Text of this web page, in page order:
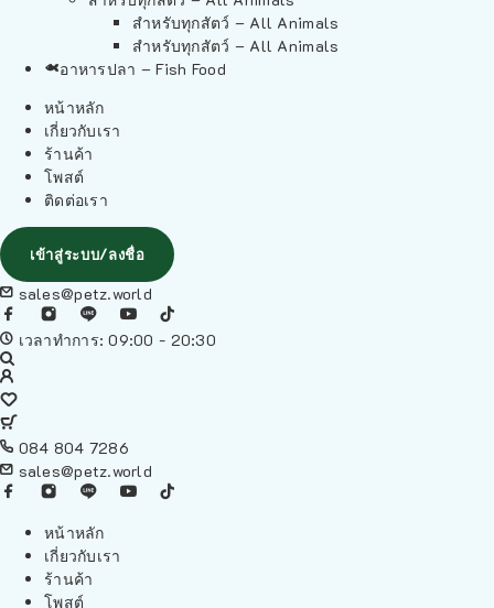
สำหรับทุกสัตว์ – All Animals
สำหรับทุกสัตว์ – All Animals
อาหารปลา – Fish Food
หน้าหลัก
เกี่ยวกับเรา
ร้านค้า
โพสต์
ติดต่อเรา
เข้าสู่ระบบ/ลงชื่อ
sales@petz.world
เวลาทำการ: 09:00 - 20:30
084 804 7286
sales@petz.world
หน้าหลัก
เกี่ยวกับเรา
ร้านค้า
โพสต์